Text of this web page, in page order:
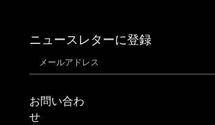
ニュースレターに登録
お問い合わ
せ